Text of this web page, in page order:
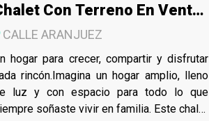
Con Terreno En Venta
Seseña
CALLE ARANJUEZ
hogar para crecer, compartir y disfrutar
rincón.Imagina un hogar amplio, lleno
luz y con espacio para todo lo que
soñaste vivir en familia. Este chalet